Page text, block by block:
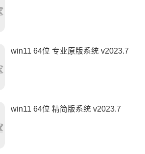
win11 64位 专业原版系统 v2023.7
win11 64位 精简版系统 v2023.7